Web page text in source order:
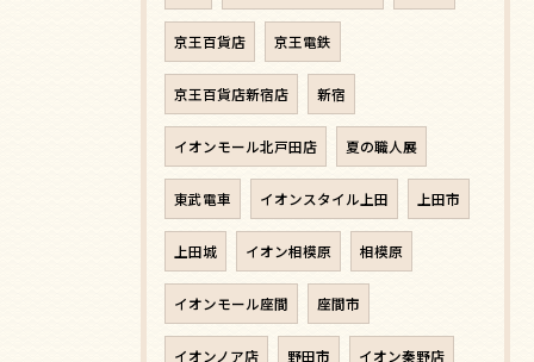
京王百貨店 京王電鉄
京王百貨店新宿店 新宿
イオンモール北戸田店 夏の職人展
東武電車 イオンスタイル上田 上田市
上田城 イオン相模原 相模原
イオンモール座間 座間市
イオンノア店 野田市 イオン秦野店